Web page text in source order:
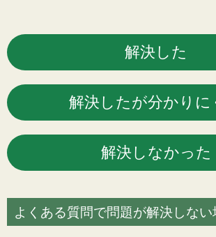
よくある質問で問題が解決しな